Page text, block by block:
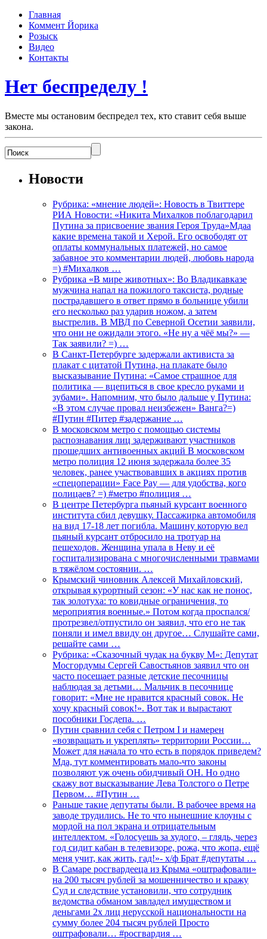
Главная
Коммент Йорика
Розыск
Видео
Контакты
Нет беспределу !
Вместе мы остановим беспредел тех, кто ставит себя выше
закона.
Новости
Рубрика: «мнение людей»: Новость в Твиттере
РИА Новости: «Никита Михалков поблагодарил
Путина за присвоение звания Героя Труда»Мдаа
какие времена такой и Херой. Его освободят от
оплаты коммунальных платежей, но самое
забавное это комментарии людей, любовь народа
=) #Михалков …
Рубрика «В мире животных»: Во Владикавказе
мужчина напал на пожилого таксиста, родные
пострадавшего в ответ прямо в больнице убили
его несколько раз ударив ножом, а затем
выстрелив. В МВД по Северной Осетии заявили,
что они не ожидали этого. «Не ну а чёё мы?» —
Так заявили? =) …
В Санкт-Петербурге задержали активиста за
плакат с цитатой Путина, на плакате было
высказывание Путина: «Самое страшное для
политика — вцепиться в свое кресло руками и
зубами». Напомним, что было дальше у Путина:
«В этом случае провал неизбежен» Ванга?=)
#Путин #Питер #задержание …
В московском метро с помощью системы
распознавания лиц задерживают участников
прошедших антивоенных акций В московском
метро полиция 12 июня задержала более 35
человек, ранее участвовавших в акциях против
«спецоперации» Face Pay — для удобства, кого
полицаев? =) #метро #полиция …
В центре Петербурга пьяный курсант военного
института сбил девушку. Пассажирка автомобиля
на вид 17-18 лет погибла. Машину которую вел
пьяный курсант отбросило на тротуар на
пешеходов. Женщина упала в Неву и её
госпитализирована с многочисленными травмами
в тяжёлом состоянии. …
Крымский чиновник Алексей Михайловский,
открывая курортный сезон: «У нас как не понос,
так золотуха: то ковидные ограничения, то
мероприятия военные.» Потом когда проспался/
протрезвел/отпустило он заявил, что его не так
поняли и имел ввиду он другое… Слушайте сами,
решайте сами …
Рубрика: «Сказочный чудак на букву М»: Депутат
Мосгордумы Сергей Савостьянов заявил что он
часто посещает разные детские песочницы
наблюдая за детьми… Мальчик в песочнице
говорит: «Мне не нравится красный совок. Не
хочу красный совок!». Вот так и вырастают
пособники Госдепа. …
Путин сравнил себя с Петром I и намерен
«возвращать и укреплять» территории России…
Может для начала то что есть в порядок приведем?
Мда, тут комментировать мало-что законы
позволяют уж очень обидчивый ОН. Но одно
скажу вот высказывание Лева Толстого о Петре
Первом… #Путин …
Раньше такие депутаты были. В рабочее время на
заводе трудились. Не то что нынешние клоуны с
мордой на пол экрана и отрицательным
интеллектом. «Голосуешь за худого, – глядь, через
год сидит кабан в телевизоре, рожа, что жопа, ещё
меня учит, как жить, гад!»- х/ф Брат #депутаты …
В Самаре росгвардееца из Крыма «оштрафовали»
на 200 тысяч рублей за мошенничество и кражу
Суд и следствие установили, что сотрудник
ведомства обманом завладел имуществом и
деньгами 2х лиц нерусской национальности на
сумму более 204 тысяч рублей Просто
оштрафовали… #росгвардия …